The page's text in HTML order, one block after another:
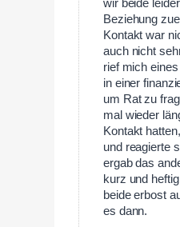
wir beide
Beziehung
Kontakt war
auch nicht
rief mich
in einer
um Rat zu
mal wieder
Kontakt
und reagierte
ergab das
kurz und
beide erbost
es dann.